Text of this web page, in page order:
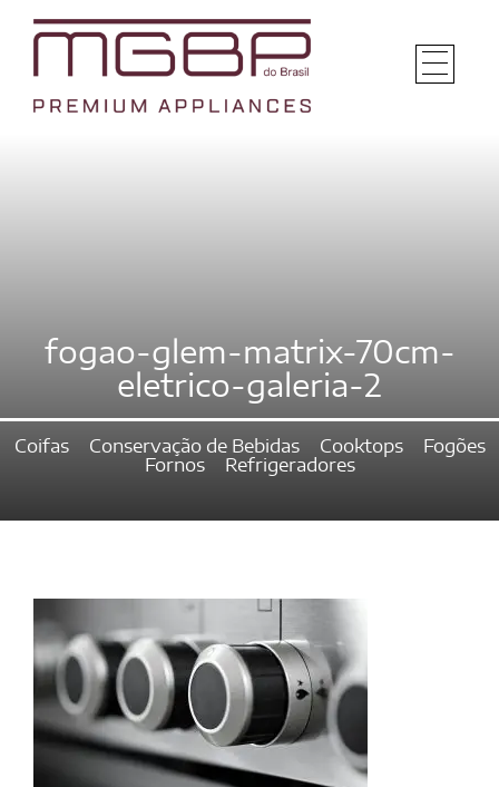
fogao-glem-matrix-70cm-
eletrico-galeria-2
Coifas Conservação de Bebidas Cooktops
Fogões
Fornos
Refrigeradores